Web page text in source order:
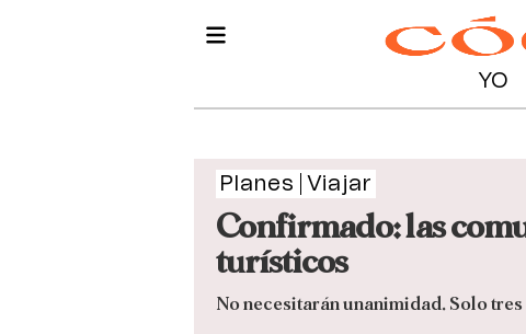
YO
Planes Viajar
Confirmado: las
turísticos
No necesitarán unanimidad. Solo